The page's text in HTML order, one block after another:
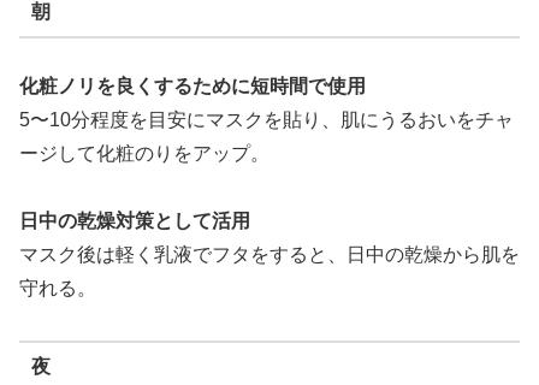
朝
化粧ノリを良くするために短時間で使用
5〜10分程度を目安にマスクを貼り、肌にうるおいをチャ
ージして化粧のりをアップ。
日中の乾燥対策として活用
マスク後は軽く乳液でフタをすると、日中の乾燥から肌を
守れる。
夜